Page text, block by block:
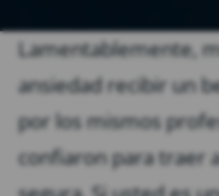
Lamentablemente,
ansiedad recibir un
por los mismos
confiaron para traer